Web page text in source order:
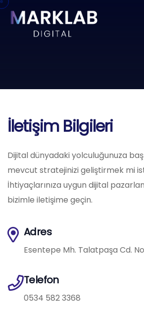
İletişim Bilgileri
Dijital dünyadaki yolculuğunuza
mevcut stratejinizi geliştirmek mi
İhtiyaçlarınıza uygun dijital
bizimle iletişime geçin.
Adres
Esentepe Mh. Talatpaşa Cd.
Telefon
0534 582 3368